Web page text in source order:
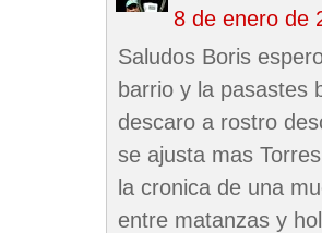
8 de enero de
Saludos Boris
barrio y la pasastes
descaro a rostro
se ajusta mas
la cronica de una
entre matanzas y